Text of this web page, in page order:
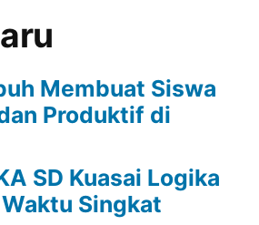
Membuat Siswa
Produktif di
SD Kuasai Logika
Singkat